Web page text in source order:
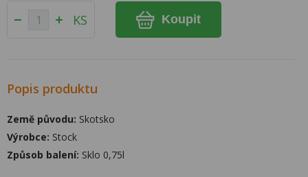
KS Koupit
Popis produktu
Země původu: Skotsko
Výrobce: Stock
Způsob balení: Sklo 0,75l